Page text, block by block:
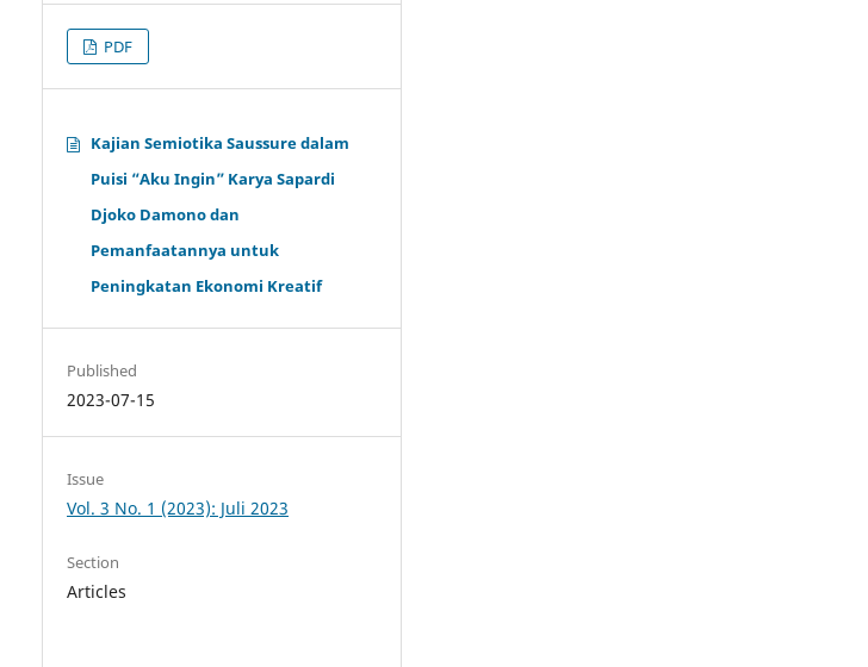
PDF
Kajian Semiotika Saussure dalam
Puisi “Aku Ingin” Karya Sapardi
Djoko Damono dan
Pemanfaatannya untuk
Peningkatan Ekonomi Kreatif
Published
2023-07-15
Issue
Vol. 3 No. 1 (2023): Juli 2023
Section
Articles